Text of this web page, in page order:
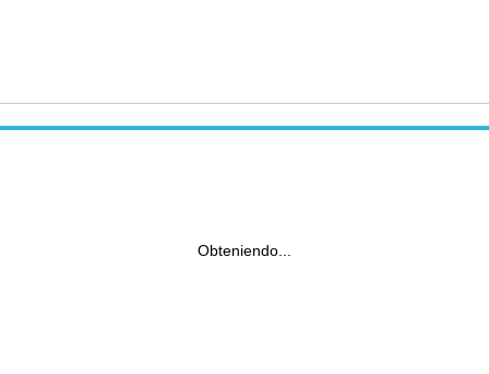
Obteniendo...